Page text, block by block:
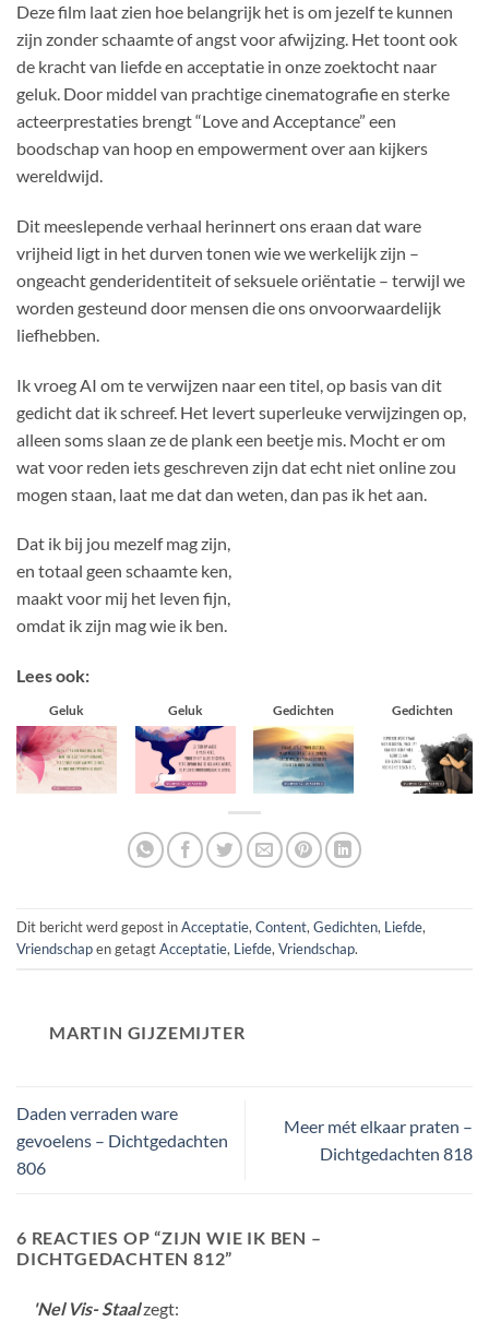
Deze film laat zien hoe belangrijk het is om jezelf te kunnen
zijn zonder schaamte of angst voor afwijzing. Het toont ook
de kracht van liefde en acceptatie in onze zoektocht naar
geluk. Door middel van prachtige cinematografie en sterke
acteerprestaties brengt “Love and Acceptance” een
boodschap van hoop en empowerment over aan kijkers
wereldwijd.
Dit meeslepende verhaal herinnert ons eraan dat ware
vrijheid ligt in het durven tonen wie we werkelijk zijn –
ongeacht genderidentiteit of seksuele oriëntatie – terwijl we
worden gesteund door mensen die ons onvoorwaardelijk
liefhebben.
Ik vroeg AI om te verwijzen naar een titel, op basis van dit
gedicht dat ik schreef. Het levert superleuke verwijzingen op,
alleen soms slaan ze de plank een beetje mis. Mocht er om
wat voor reden iets geschreven zijn dat echt niet online zou
mogen staan, laat me dat dan weten, dan pas ik het aan.
Dat ik bij jou mezelf mag zijn,
en totaal geen schaamte ken,
maakt voor mij het leven fijn,
omdat ik zijn mag wie ik ben.
Lees ook:
Geluk Geluk Gedichten Gedichten
Dit bericht werd gepost inAcceptatie, Content, Gedichten, Liefde,
Vriendschapen getagtAcceptatie, Liefde, Vriendschap.
MARTIN GIJZEMIJTER
Daden verraden ware
gevoelens – Dichtgedachten
806
Meer mét elkaar praten –
Dichtgedachten 818
6 REACTIES OP “ZIJN WIE IK BEN –
DICHTGEDACHTEN 812”
'Nel Vis- Staalzegt: